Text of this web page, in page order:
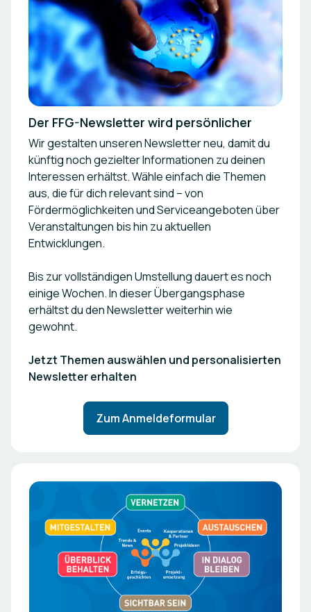
Der FFG-Newsletter wird persönlicher
Wir gestalten unseren Newsletter neu, damit du
künftig noch gezielter Informationen zu deinen
Interessen erhältst. Wähle einfach die Themen
aus, die für dich relevant sind – von
Fördermöglichkeiten und Serviceangeboten über
Veranstaltungen bis hin zu aktuellen
Entwicklungen.
Bis zur vollständigen Umstellung dauert es noch
einige Wochen. In dieser Übergangsphase
erhältst du den Newsletter weiterhin wie
gewohnt.
Jetzt Themen auswählen und personalisierten
Newsletter erhalten
Zum Anmeldeformular